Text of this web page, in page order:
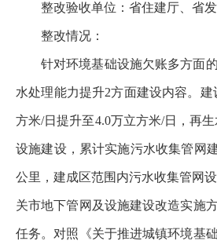
整改验收单位：省住建厅、省
整改情况：
针对环境基础设施欠账多方面
水处理能力提升2方面建设内容。
方米/日提升至4.0万立方米/日，再
设施建设，累计实施污水收集管网
公里，建成区范围内污水收集管网
关市地下管网及设施建设改造实施
任务。对照《关于推进城镇环境基